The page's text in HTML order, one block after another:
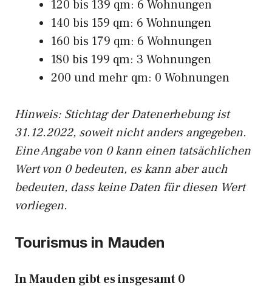
120 bis 139 qm: 6 Wohnungen
140 bis 159 qm: 6 Wohnungen
160 bis 179 qm: 6 Wohnungen
180 bis 199 qm: 3 Wohnungen
200 und mehr qm: 0 Wohnungen
Hinweis: Stichtag der Datenerhebung ist
31.12.2022, soweit nicht anders angegeben.
Eine Angabe von 0 kann einen tatsächlichen
Wert von 0 bedeuten, es kann aber auch
bedeuten, dass keine Daten für diesen Wert
vorliegen.
Tourismus in Mauden
In Mauden gibt es insgesamt 0